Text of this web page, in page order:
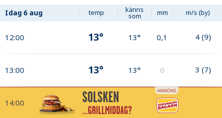
Idag 6 aug temp känns
som mm m/s (by)
12:00 13° 13° 0,1 4 (9)
13:00 13° 13° 0 3 (7)
14:00